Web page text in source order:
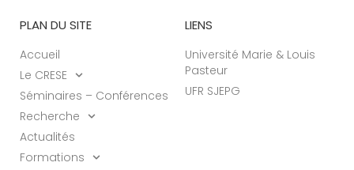
PLAN DU SITE
Accueil
Le CRESE
Séminaires – Conférences
Recherche
Actualités
Formations
LIENS
Université Marie & Louis
Pasteur
UFR SJEPG